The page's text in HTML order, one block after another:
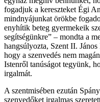
fogadjuk a kereszteket Égi
mindnyájunkat örökbe
enyhítik beteg gyermekeik
segítségünkre” – mondta a
hangsúlyozta, Szent II. János
hogy a szenvedés nem
Istenről tanúságot tegyünk,
irgalmát.
A szentmisében ezután
szenvedőket irgalmas